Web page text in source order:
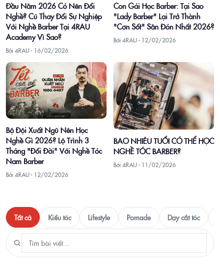
Đầu Năm 2026 Có Nên Đổi
Nghề? Cú Thay Đổi Sự Nghiệp
Với Nghề Barber Tại 4RAU
Academy Vì Sao?
Bởi 4RAU · 16/02/2026
Con Gái Học Barber: Tại Sao
"Lady Barber" Lại Trở Thành
"Cơn Sốt" Săn Đón Nhất 2026?
Bởi 4RAU · 12/02/2026
Bộ Đội Xuất Ngũ Nên Học
Nghề Gì 2026? Lộ Trình 3
Tháng "Đổi Đời" Với Nghề Tóc
Nam Barber
Bởi 4RAU · 12/02/2026
BAO NHIÊU TUỔI CÓ THỂ HỌC
NGHỀ TÓC BARBER?
Bởi 4RAU · 11/02/2026
Tất cả Kiểu tóc Lifestyle Pomade Dạy cắt tóc